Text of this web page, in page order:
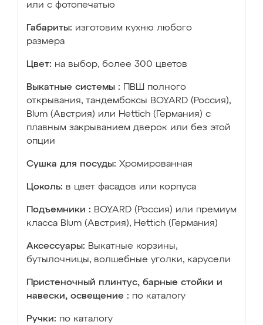
или с фотопечатью
Габариты: изготовим кухню любого
размера
Цвет: на выбор, более 300 цветов
Выкатные системы :
ПВШ полного
открывания, тандембоксы BOYARD (Россия),
Blum (Австрия) или Hettich (Германия) с
плавным закрыванием дверок или без этой
опции
Сушка для посуды: Хромированная
Цоколь: в цвет фасадов или корпуса
Подъемники : BOYARD (Россия) или премиум
класса Blum (Австрия), Hettich (Германия)
Аксессуары: Выкатные корзины,
бутылочницы, волшебные уголки, карусели
Пристеночный плинтус, барные стойки и
навески, освещение : по каталогу
Ручки: по каталогу